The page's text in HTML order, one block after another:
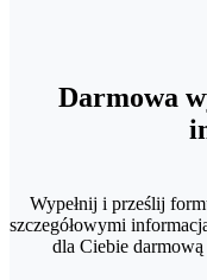
Darmowa
Wypełnij i prześlij
szczegółowymi
dla Ciebie